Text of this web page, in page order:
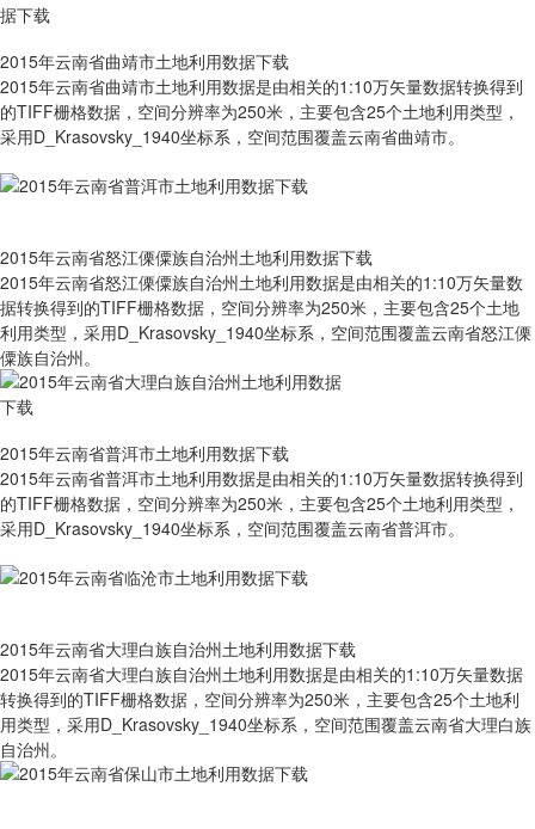
2015年云南省曲靖市土地利用数据下载
2015年云南省曲靖市土地利用数据是由相关的1:10万矢量数据转换得到
的TIFF栅格数据，空间分辨率为250米，主要包含25个土地利用类型，
采用D_Krasovsky_1940坐标系，空间范围覆盖云南省曲靖市。
2015年云南省怒江傈僳族自治州土地利用数据下载
2015年云南省怒江傈僳族自治州土地利用数据是由相关的1:10万矢量数
据转换得到的TIFF栅格数据，空间分辨率为250米，主要包含25个土地
利用类型，采用D_Krasovsky_1940坐标系，空间范围覆盖云南省怒江傈
僳族自治州。
2015年云南省普洱市土地利用数据下载
2015年云南省普洱市土地利用数据是由相关的1:10万矢量数据转换得到
的TIFF栅格数据，空间分辨率为250米，主要包含25个土地利用类型，
采用D_Krasovsky_1940坐标系，空间范围覆盖云南省普洱市。
2015年云南省大理白族自治州土地利用数据下载
2015年云南省大理白族自治州土地利用数据是由相关的1:10万矢量数据
转换得到的TIFF栅格数据，空间分辨率为250米，主要包含25个土地利
用类型，采用D_Krasovsky_1940坐标系，空间范围覆盖云南省大理白族
自治州。